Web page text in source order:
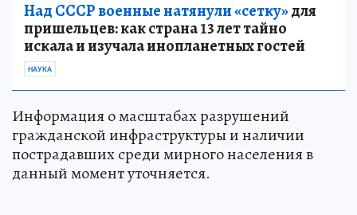
Над СССР военные натянули «сетку»для
пришельцев: как страна 13 лет тайно
искала и изучала инопланетных гостей
НАУКА
Информация о масштабах разрушений
гражданской инфраструктуры и наличии
пострадавших среди мирного населения в
данный момент уточняется.